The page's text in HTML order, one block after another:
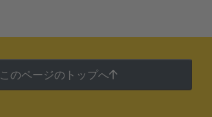
このページのトップへ